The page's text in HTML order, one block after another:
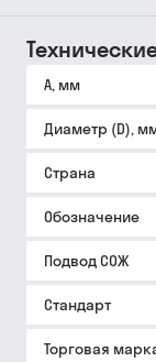
A, мм
Диаметр (D),
Страна
Обозначение
Подвод СОЖ
Стандарт
Торговая